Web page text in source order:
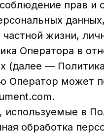
прав и
частной жизни,
Оператора в
(далее —
Оператор может
используемые в
обработка